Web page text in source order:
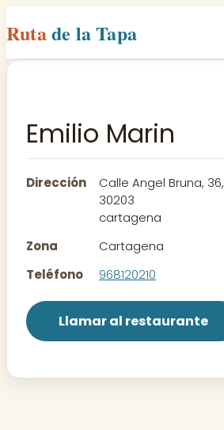
Rutade la Tapa
Emilio Marin
Dirección
Calle Angel Bruna, 36,
30203
cartagena
Zona
Cartagena
Teléfono
968120210
Llamar al restaurante